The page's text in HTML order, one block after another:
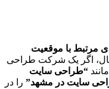
مرتبط با موقعیت
اگر یک شرکت طراحی
“طراحی سایت
سایت در مشهد” را در